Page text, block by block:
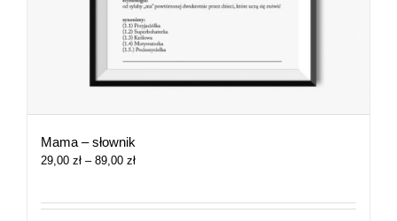
Mama – słownik
29,00 zł – 89,00 złZakres
29,00 zł